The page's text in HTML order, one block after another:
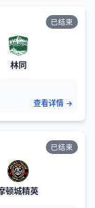
已结束
林同
查看详情→
已结束
顿城精英